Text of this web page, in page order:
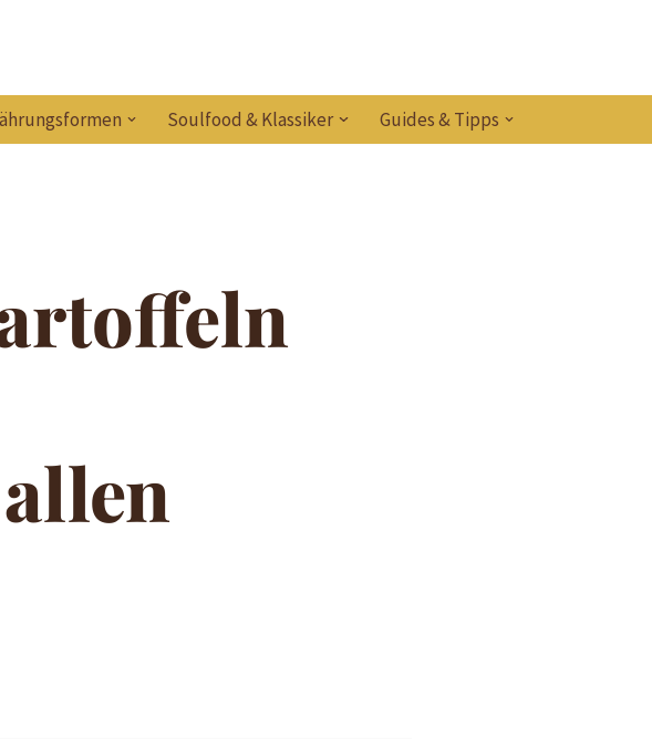
Soulfood & Klassiker Guides & Tipps